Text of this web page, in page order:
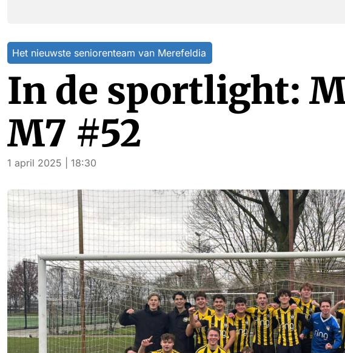
Het nieuwste seniorenteam van Merefeldia
In de sportlight:
M7 #52
1 april 2025 | 18:30